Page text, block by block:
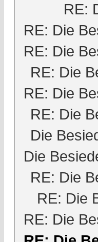
RE:
RE: Die
RE: Die
RE: Die
RE: Die
RE: Die
Die
Die
RE: Die
RE: Die
RE: Die